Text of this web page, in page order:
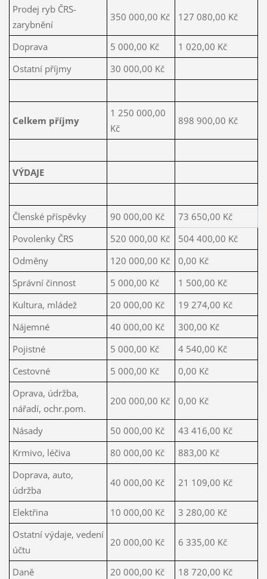
Prodej ryb ČRS-
zarybnění
350 000,00 Kč 127 080,00 Kč
Doprava 5 000,00 Kč
1 020,00 Kč
Ostatní příjmy
30 000,00 Kč
Celkem příjmy
1 250 000,00
Kč
898 900,00 Kč
VÝDAJE
Členské příspěvky 90 000,00 Kč
73 650,00 Kč
Povolenky ČRS
520 000,00 Kč
504 400,00 Kč
Odměny
120 000,00 Kč
0,00 Kč
Správní činnost
5 000,00 Kč
1 500,00 Kč
Kultura, mládež
20 000,00 Kč
19 274,00 Kč
Nájemné
40 000,00 Kč
300,00 Kč
Pojistné
5 000,00 Kč
4 540,00 Kč
Cestovné
5 000,00 Kč
0,00 Kč
Oprava, údržba,
nářadí, ochr.pom.
200 000,00 Kč 0,00 Kč
Násady 50 000,00 Kč
43 416,00 Kč
Krmivo, léčiva
80 000,00 Kč
883,00 Kč
Doprava, auto,
údržba
40 000,00 Kč 21 109,00 Kč
Elektřina 10 000,00 Kč
3 280,00 Kč
Ostatní výdaje, vedení
účtu
20 000,00 Kč 6 335,00 Kč
Daně 20 000,00 Kč 18 720,00 Kč